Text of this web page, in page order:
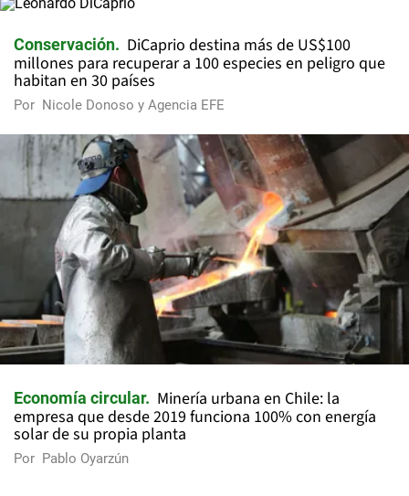
Conservación
DiCaprio destina más de US$100
millones para recuperar a 100 especies en peligro que
habitan en 30 países
Por Nicole Donoso y Agencia EFE
Economía circular
Minería urbana en Chile: la
empresa que desde 2019 funciona 100% con energía
solar de su propia planta
Por Pablo Oyarzún